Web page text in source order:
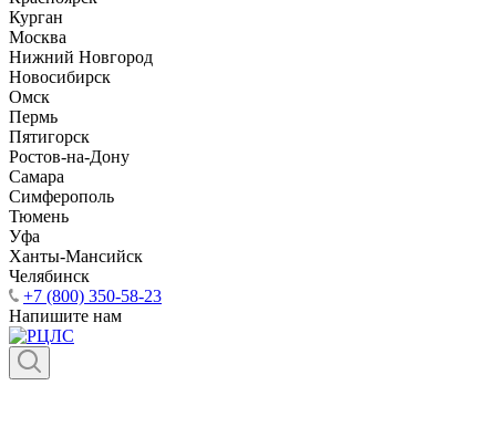
Курган
Москва
Нижний Новгород
Новосибирск
Омск
Пермь
Пятигорск
Ростов-на-Дону
Самара
Симферополь
Тюмень
Уфа
Ханты-Мансийск
Челябинск
+7 (800) 350-58-23
Напишите нам